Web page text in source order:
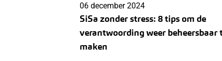
06 december 2024
SiSa zonder stress: 8 tips om de
verantwoording weer beheersbaar
maken